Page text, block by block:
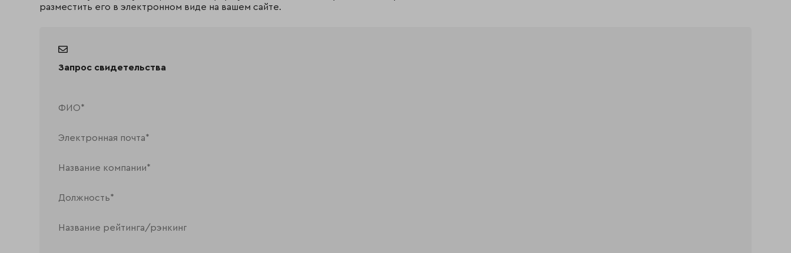
разместить его в электронном виде на вашем сайте.
Запрос свидетельства